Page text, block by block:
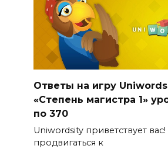
Ответы на игру
«Степень магистра 1»
по 370
Uniwordsity приветствует вас!
продвигаться к